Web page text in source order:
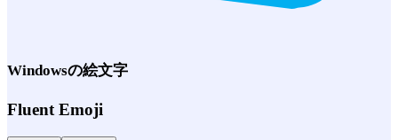
Windowsの絵文字
Fluent Emoji